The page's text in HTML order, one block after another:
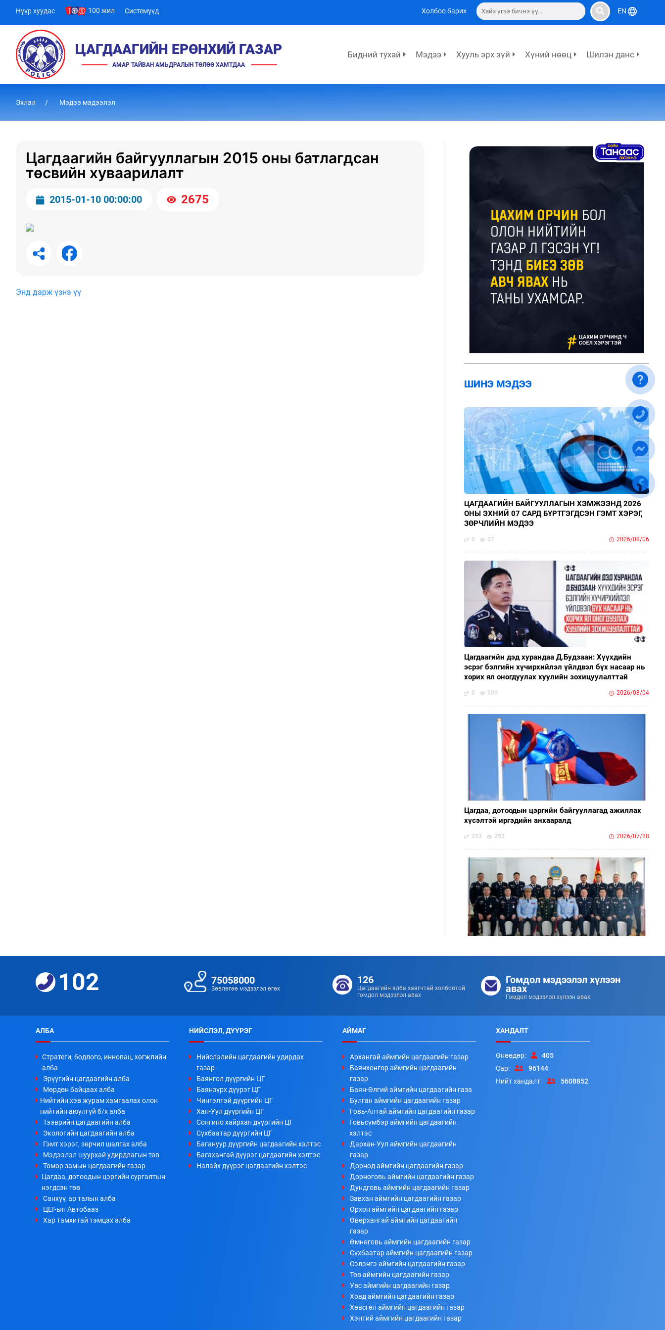
Нүүр хуудас 100 жил Системүүд Холбоо барих EN
ЦАГДААГИЙН ЕРӨНХИЙ ГАЗАР
АМАР ТАЙВАН АМЬДРАЛЫН ТӨЛӨӨ ХАМТДАА
Бидний тухай Мэдээ Хууль эрх зүй Хүний нөөц Шилэн данс
Эхлэл Мэдээ мэдээлэл
Цагдаагийн байгууллагын 2015 оны батлагдсан
төсвийн хуваарилалт
2015-01-10 00:00:00 2675
Энд дарж үзнэ үү
ШИНЭ МЭДЭЭ
ЦАГДААГИЙН БАЙГУУЛЛАГЫН ХЭМЖЭЭНД 2026
ОНЫ ЭХНИЙ 07 САРД БҮРТГЭГДСЭН ГЭМТ ХЭРЭГ,
ЗӨРЧЛИЙН МЭДЭЭ
0 37 2026/08/06
Цагдаагийн дэд хурандаа Д.Будзаан: Хүүхдийн
эсрэг бэлгийн хүчирхийлэл үйлдвэл бүх насаар нь
хорих ял оногдуулах хуулийн зохицуулалттай
0 500 2026/08/04
Цагдаа, дотоодын цэргийн байгууллагад ажиллах
хүсэлтэй иргэдийн анхааралд
253 253 2026/07/28
Цэргийн дээд цол хүртсэн удирдлагуудад
253 253 2026/07/08
Ахлагч Э.Бумбаяр Монгол Улсын Мэргэн цолны
болзол хангалаа
102 75058000
Зөвлөгөө мэдээлэл өгөх
126
Цагдаагийн алба хаагчтай холбоотой
гомдол мэдээлэл авах
Гомдол мэдээлэл хүлээн
авах
Гомдол мэдээлэл хүлээн авах
АЛБА
Стратеги, бодлого, инновац, хөгжлийн
алба
Эрүүгийн цагдаагийн алба
Мөрдөн байцаах алба
Нийтийн хэв журам хамгаалах олон
нийтийн аюулгүй б/х алба
Тээврийн цагдаагийн алба
Экологийн цагдаагийн алба
Гэмт хэрэг, зөрчил шалгах алба
Мэдээлэл шуурхай удирдлагын төв
Төмөр замын цагдаагийн газар
Цагдаа, дотоодын цэргийн сургалтын
нэгдсэн төв
Санхүү, ар талын алба
ЦЕГ-ын Автобааз
Хар тамхитай тэмцэх алба
НИЙСЛЭЛ, ДҮҮРЭГ
Нийслэлийн цагдаагийн удирдах
газар
Баянгол дүүргийн ЦГ
Баянзүрх дүүрэг ЦГ
Чингэлтэй дүүргийн ЦГ
Хан-Уул дүүргийн ЦГ
Сонгино хайрхан дүүргийн ЦГ
Сүхбаатар дүүргийн ЦГ
Багануур дүүргийн цагдаагийн хэлтэс
Багахангай дүүрэг цагдаагийн хэлтэс
Налайх дүүрэг цагдаагийн хэлтэс
АЙМАГ
Архангай аймгийн цагдаагийн газар
Баянхонгор аймгийн цагдаагийн
газар
Баян-Өлгий аймгийн цагдаагийн газа
Булган аймгийн цагдаагийн газар
Говь-Алтай аймгийн цагдаагийн газар
Говьсүмбэр аймгийн цагдаагийн
хэлтэс
Дархан-Уул аймгийн цагдаагийн
газар
Дорнод аймгийн цагдаагийн газар
Дорноговь аймгийн цагдаагийн газар
Дундговь аймгийн цагдаагийн газар
Завхан аймгийн цагдаагийн газар
Орхон аймгийн цагдаагийн газар
Өвөрхангай аймгийн цагдаагийн
газар
Өмнөговь аймгийн цагдаагийн газар
Сүхбаатар аймгийн цагдаагийн газар
Сэлэнгэ аймгийн цагдаагийн газар
Төв аймгийн цагдаагийн газар
Увс аймгийн цагдаагийн газар
Ховд аймгийн цагдаагийн газар
Хөвсгөл аймгийн цагдаагийн газар
Хэнтий аймгийн цагдаагийн газар
ХАНДАЛТ
Өнөөдөр:
405
Сар:
96144
Нийт хандалт:
5608852